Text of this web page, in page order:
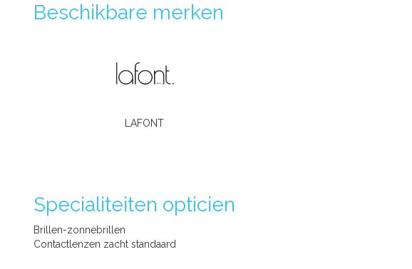
Beschikbare merken
LAFONT
Specialiteiten opticien
Brillen-zonnebrillen
Contactlenzen zacht standaard